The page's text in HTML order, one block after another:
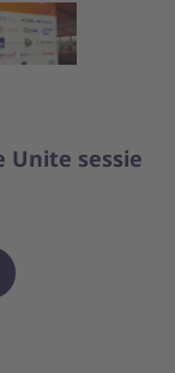
Unite sessie